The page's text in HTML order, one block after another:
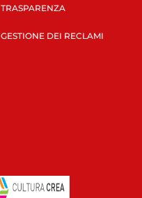
TRASPARENZA
GESTIONE DEI RECLAMI